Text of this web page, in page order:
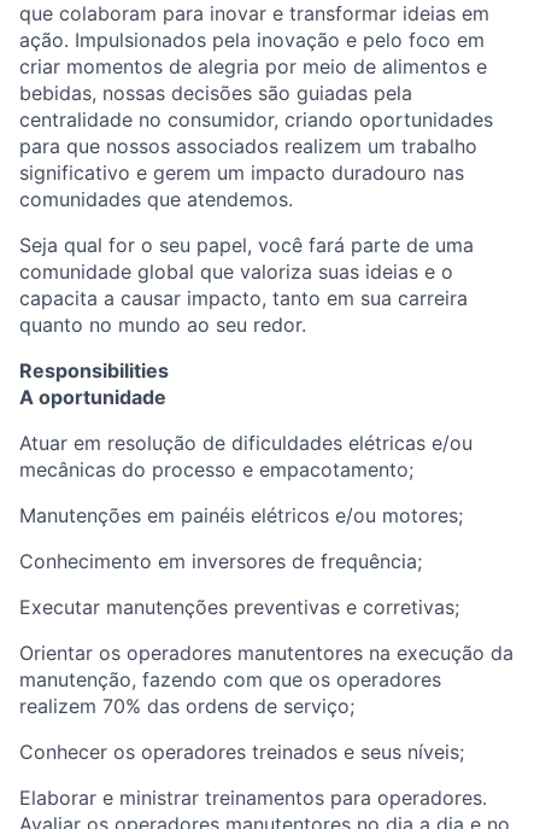
que colaboram para inovar e transformar ideias em
ação. Impulsionados pela inovação e pelo foco em
criar momentos de alegria por meio de alimentos e
bebidas, nossas decisões são guiadas pela
centralidade no consumidor, criando oportunidades
para que nossos associados realizem um trabalho
significativo e gerem um impacto duradouro nas
comunidades que atendemos.
Seja qual for o seu papel, você fará parte de uma
comunidade global que valoriza suas ideias e o
capacita a causar impacto, tanto em sua carreira
quanto no mundo ao seu redor.
Responsibilities
A oportunidade
Atuar em resolução de dificuldades elétricas e/ou
mecânicas do processo e empacotamento;
Manutenções em painéis elétricos e/ou motores;
Conhecimento em inversores de frequência;
Executar manutenções preventivas e corretivas;
Orientar os operadores manutentores na execução da
manutenção, fazendo com que os operadores
realizem 70% das ordens de serviço;
Conhecer os operadores treinados e seus níveis;
Elaborar e ministrar treinamentos para operadores.
Avaliar os operadores manutentores no dia a dia e no